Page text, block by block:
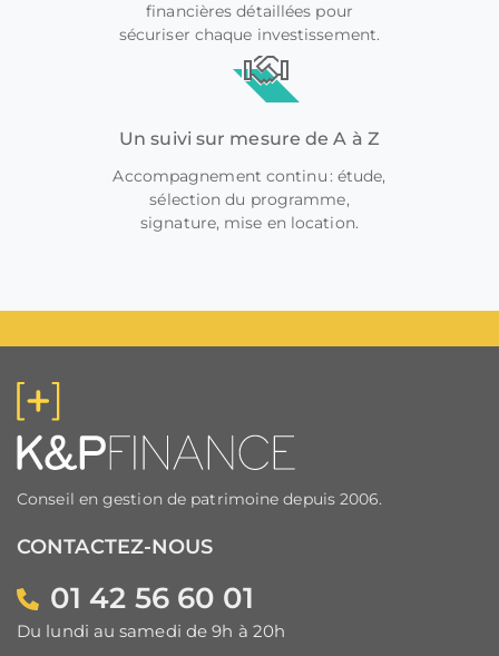
financières détaillées pour
sécuriser chaque investissement.
Un suivi sur mesure de A à Z
Accompagnement continu : étude,
sélection du programme,
signature, mise en location.
Conseil en gestion de patrimoine depuis 2006.
CONTACTEZ-NOUS
01 42 56 60 01
Du lundi au samedi de 9h à 20h